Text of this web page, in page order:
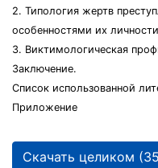
2. Типология жертв
особенностями их
3. Виктимологическая
Заключение.
Список использованной
Приложение
Скачать целиком